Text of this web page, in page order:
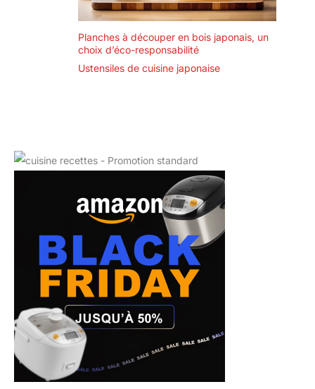
Planches à découper en bois japonais, un
choix d’éco-responsabilité
Ustensiles de cuisine japonaise